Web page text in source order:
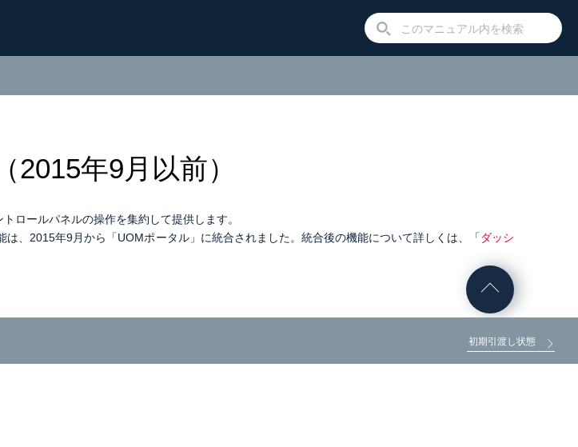
年9月以前）
ロールパネルの操作を集約して提供します。
、2015年9月から「UOMポータル」に統合されました。統合後の機能について詳しくは、「 ダッシ
初期引渡し状態